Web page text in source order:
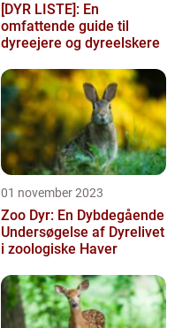
[DYR LISTE]: En
omfattende guide til
dyreejere og dyreelskere
01 november 2023
Zoo Dyr: En Dybdegående
Undersøgelse af Dyrelivet
i zoologiske Haver